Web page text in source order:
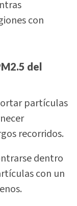
con
del
partículas
recorridos.
dentro
con un